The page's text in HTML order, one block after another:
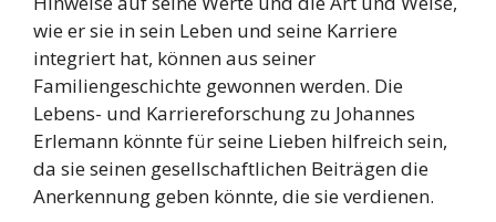
wie er sie in sein Leben und seine Karriere
integriert hat, können aus seiner
Familiengeschichte gewonnen werden. Die
Lebens- und Karriereforschung zu Johannes
Erlemann könnte für seine Lieben hilfreich sein,
da sie seinen gesellschaftlichen Beiträgen die
Anerkennung geben könnte, die sie verdienen.